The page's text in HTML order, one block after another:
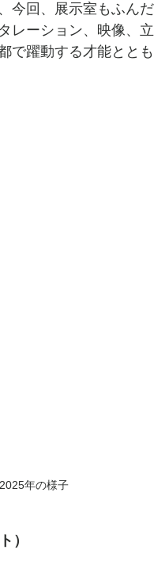
今回、展示室もふん
レーション、映像、
で躍動する才能とと
年の様子
）